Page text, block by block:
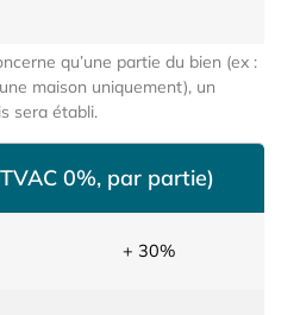
qu’une partie du bien (ex :
maison uniquement), un
sera établi.
0%, par partie)
+ 30%